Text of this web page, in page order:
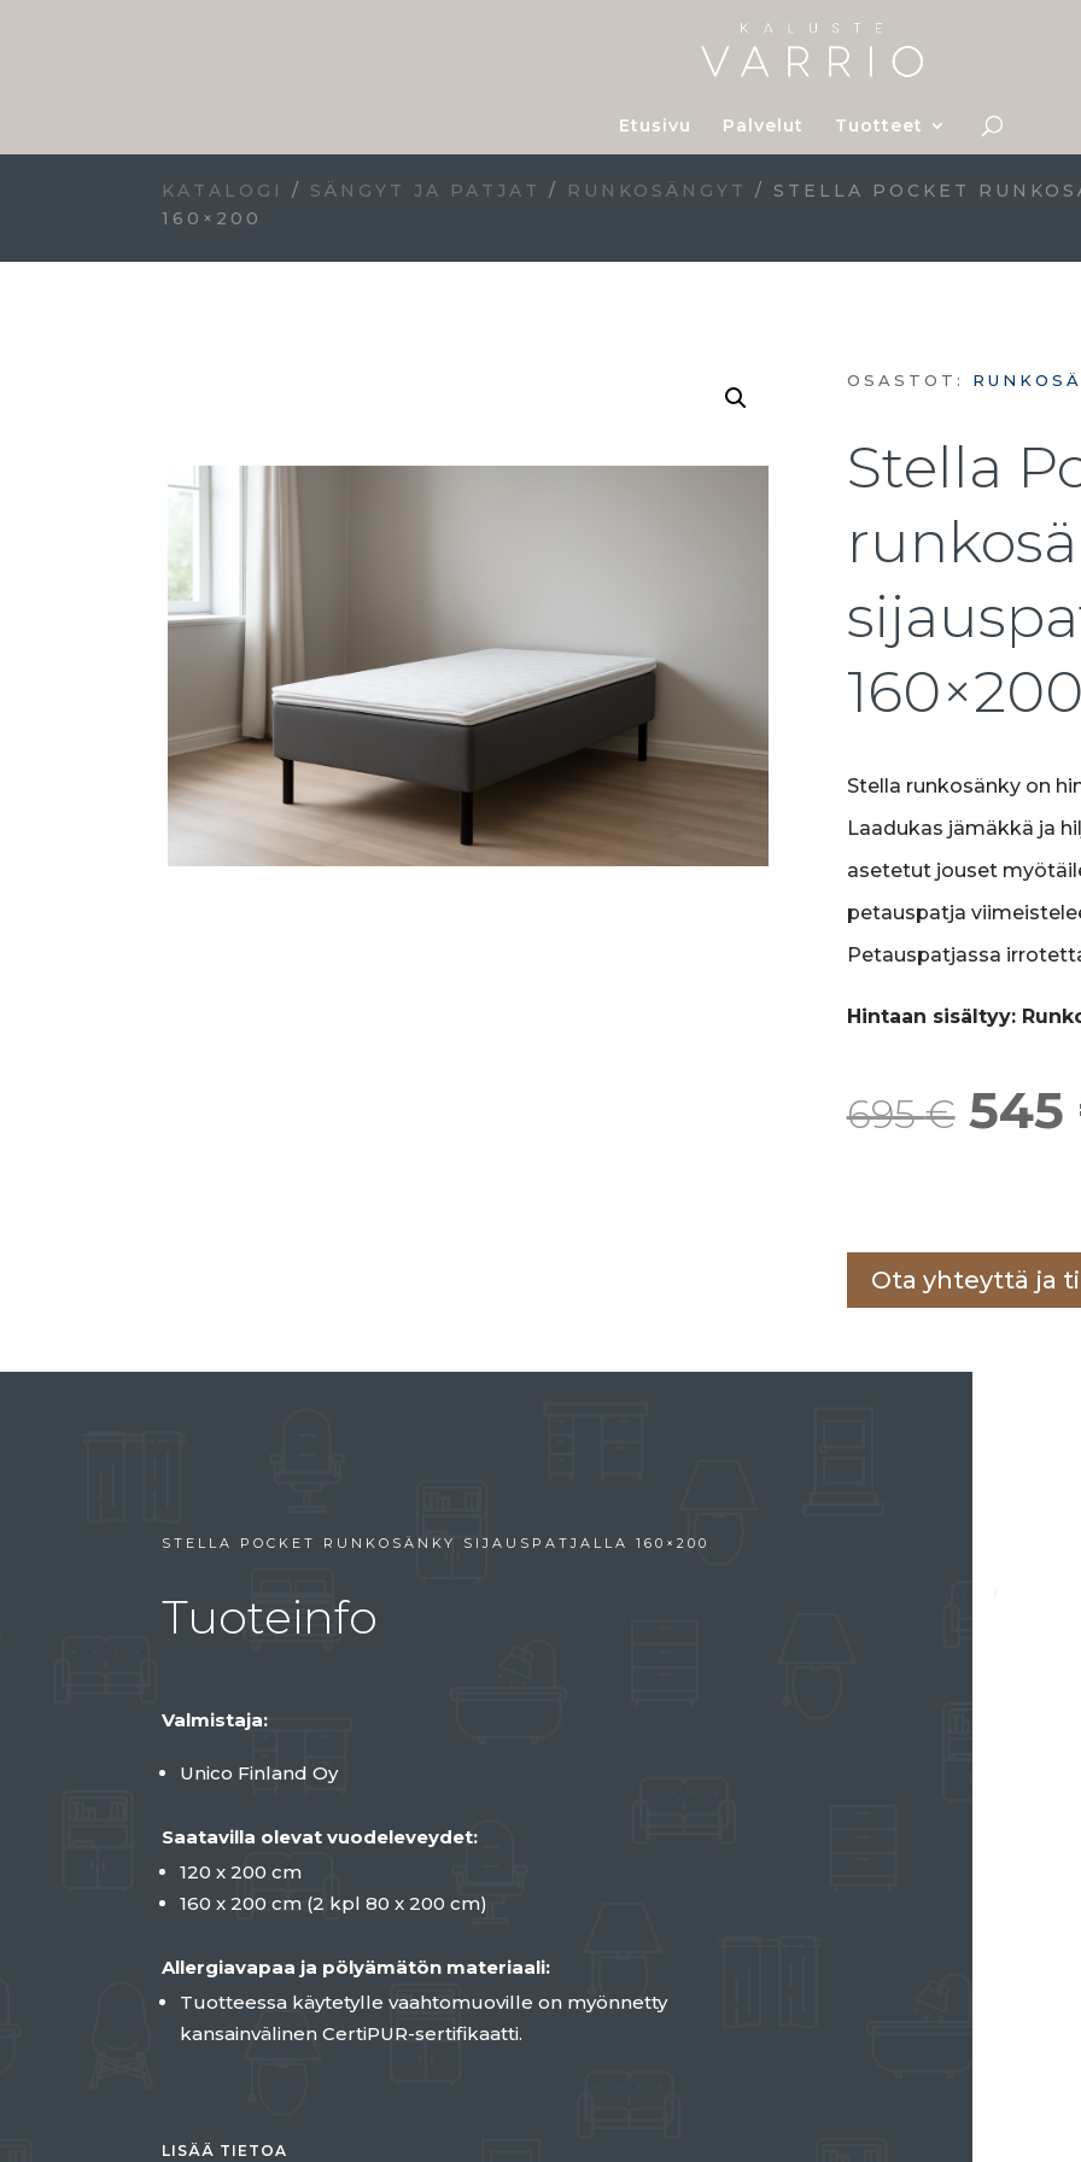
Etusivu Palvelut Tuotteet
KATALOGI / SÄNGYT JA PATJAT / RUNKOSÄNGYT
/ STELLA POCKET
160×200
OSASTOT:
Stella
160×200
Stella runkosänky on
Laadukas jämäkkä ja
asetetut jouset
petauspatja
Petauspatjassa
Hintaan sisältyy:
oli:
545
Ota yhteyttä ja
STELLA POCKET RUNKOSÄNKY SIJAUSPATJALLA 160×200
Tuoteinfo
Valmistaja:
Unico Finland Oy
Saatavilla olevat vuodeleveydet:
120 x 200 cm
160 x 200 cm (2 kpl 80 x 200 cm)
Allergiavapaa ja pölyämätön materiaali:
Tuotteessa käytetylle vaahtomuoville on myönnetty
kansainvälinen CertiPUR-sertifikaatti.
LISÄÄ TIETOA